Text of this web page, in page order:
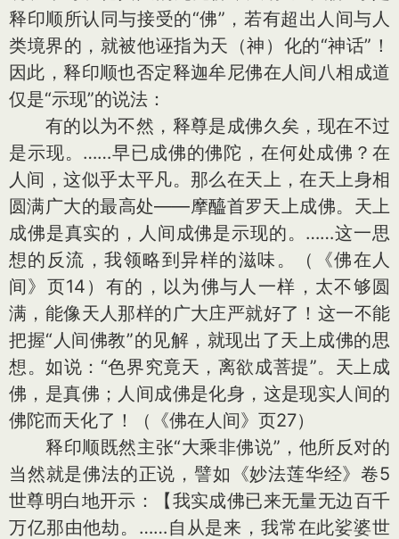
释印顺所认同与接受的“佛”，若有超出人间与人
类境界的，就被他诬指为天（神）化的“神话”！
因此，释印顺也否定释迦牟尼佛在人间八相成道
仅是“示现”的说法：
有的以为不然，释尊是成佛久矣，现在不过
是示现。……早已成佛的佛陀，在何处成佛？在
人间，这似乎太平凡。那么在天上，在天上身相
圆满广大的最高处——摩醯首罗天上成佛。天上
成佛是真实的，人间成佛是示现的。……这一思
想的反流，我领略到异样的滋味。（《佛在人
间》页14）有的，以为佛与人一样，太不够圆
满，能像天人那样的广大庄严就好了！这一不能
把握“人间佛教”的见解，就现出了天上成佛的思
想。如说：“色界究竟天，离欲成菩提”。天上成
佛，是真佛；人间成佛是化身，这是现实人间的
佛陀而天化了！（《佛在人间》页27）
释印顺既然主张“大乘非佛说”，他所反对的
当然就是佛法的正说，譬如《妙法莲华经》卷5
世尊明白地开示：【我实成佛已来无量无边百千
万亿那由他劫。……自从是来，我常在此娑婆世